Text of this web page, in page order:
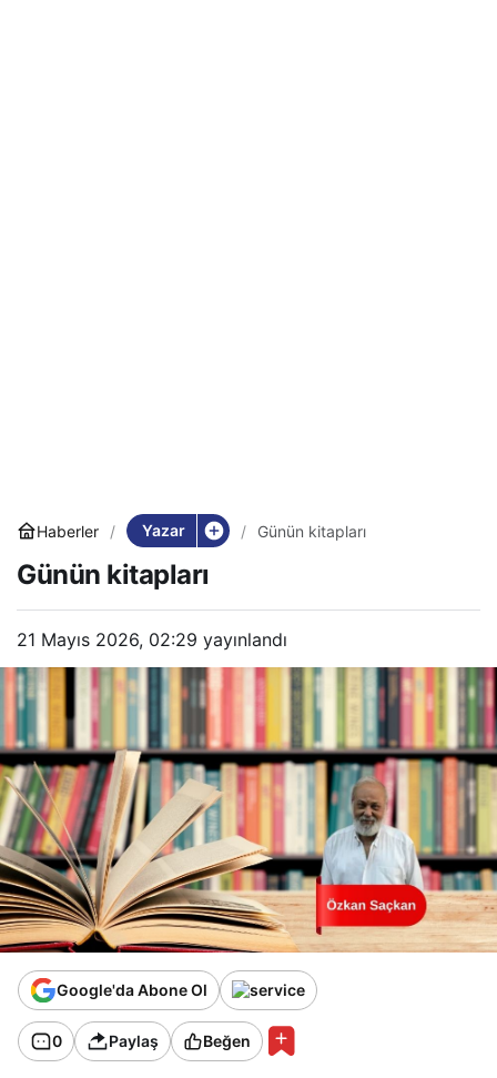
Haberler Yazar Günün kitapları
Günün kitapları
21 Mayıs 2026, 02:29 yayınlandı
Google'da Abone Ol
0 Paylaş Beğen